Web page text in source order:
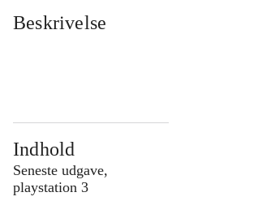
Beskrivelse
Indhold
Seneste udgave,
playstation 3